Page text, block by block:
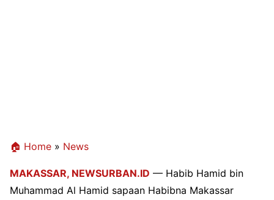
🏠 Home » News
MAKASSAR, NEWSURBAN.ID — Habib Hamid bin
Muhammad Al Hamid sapaan Habibna Makassar